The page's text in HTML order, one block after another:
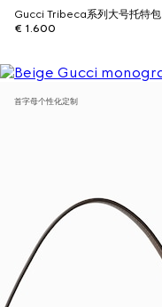
Gucci Tribeca系列大号托特包
€ 1.600
首字母个性化定制